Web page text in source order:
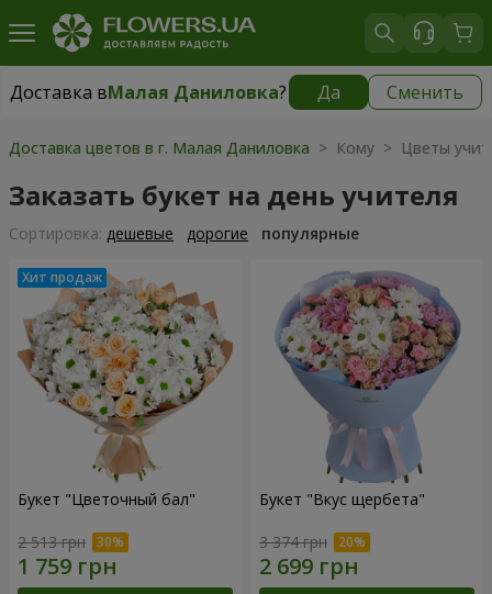
Доставка вМалая Даниловка? Да Сменить
Доставка вМалая Даниловка|бесплатно
Доставка цветов в г. Малая Даниловка > Кому > Цветы
Заказать букет на день учителя
Cортировка: дешевые дорогие популярные
Букет "Цветочный бал"
2 513 грн
Букет "Вкус щербета"
3 374 грн